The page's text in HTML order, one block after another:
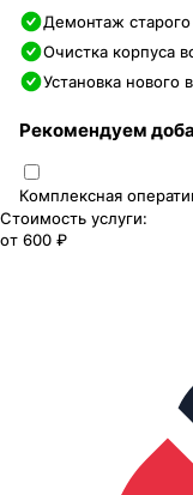
Демонтаж старого
Очистка корпуса
Установка нового
Рекомендуем
Комплексная
Стоимость услуги:
от 600 ₽